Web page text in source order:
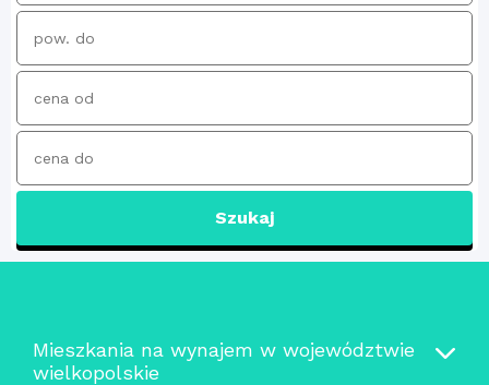
Szukaj
Mieszkania na wynajem w województwie
wielkopolskie